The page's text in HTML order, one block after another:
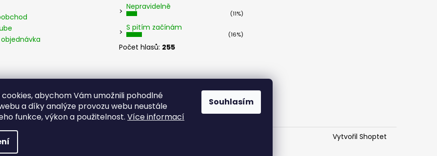
abychom Vám umožnili pohodlné
a díky analýze provozu webu neustále
funkce, výkon a použitelnost. Více informací
Souhlasím
do
Nepravidelně
(11%)
S pitím začínám
(16%)
Počet hlasů: 255
Vytvořil Shoptet